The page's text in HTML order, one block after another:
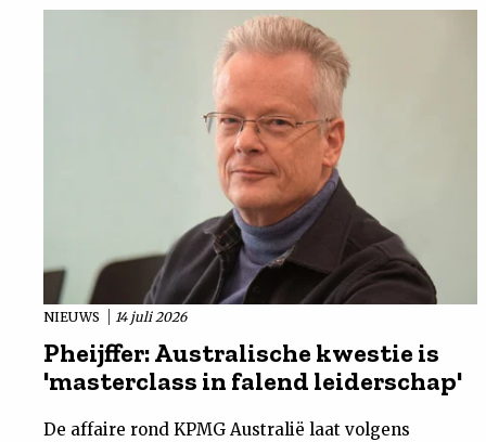
NIEUWS 14 juli 2026
Pheijffer: Australische kwestie is
'masterclass in falend leiderschap'
De affaire rond KPMG Australië laat volgens